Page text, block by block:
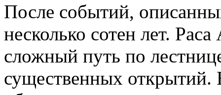
После событий,
несколько сотен лет.
сложный путь по
существенных открытий.